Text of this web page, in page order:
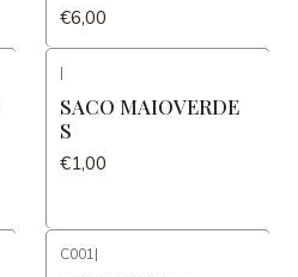
€6,00
|
SACO MAIOVERDE
S
€1,00
C001|